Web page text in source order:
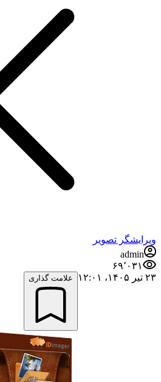
ویرایشگر تصویر
admin
۶۹٬۰۳۱
۲۳ تیر ۱۴۰۵،‏ ۱۲:۰۱
علامت گذاری